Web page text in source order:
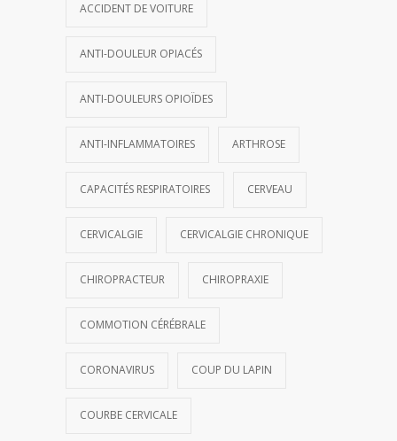
ACCIDENT DE VOITURE
ANTI-DOULEUR OPIACÉS
ANTI-DOULEURS OPIOÏDES
ANTI-INFLAMMATOIRES ARTHROSE
CAPACITÉS RESPIRATOIRES CERVEAU
CERVICALGIE CERVICALGIE CHRONIQUE
CHIROPRACTEUR CHIROPRAXIE
COMMOTION CÉRÉBRALE
CORONAVIRUS COUP DU LAPIN
COURBE CERVICALE